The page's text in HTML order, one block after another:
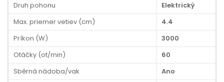
Druh pohonu
Elektrický
Max. priemer vetiev (cm)
4.4
Príkon (W)
3000
Otáčky (ot/min)
60
Sběrná nádoba/vak
Ano